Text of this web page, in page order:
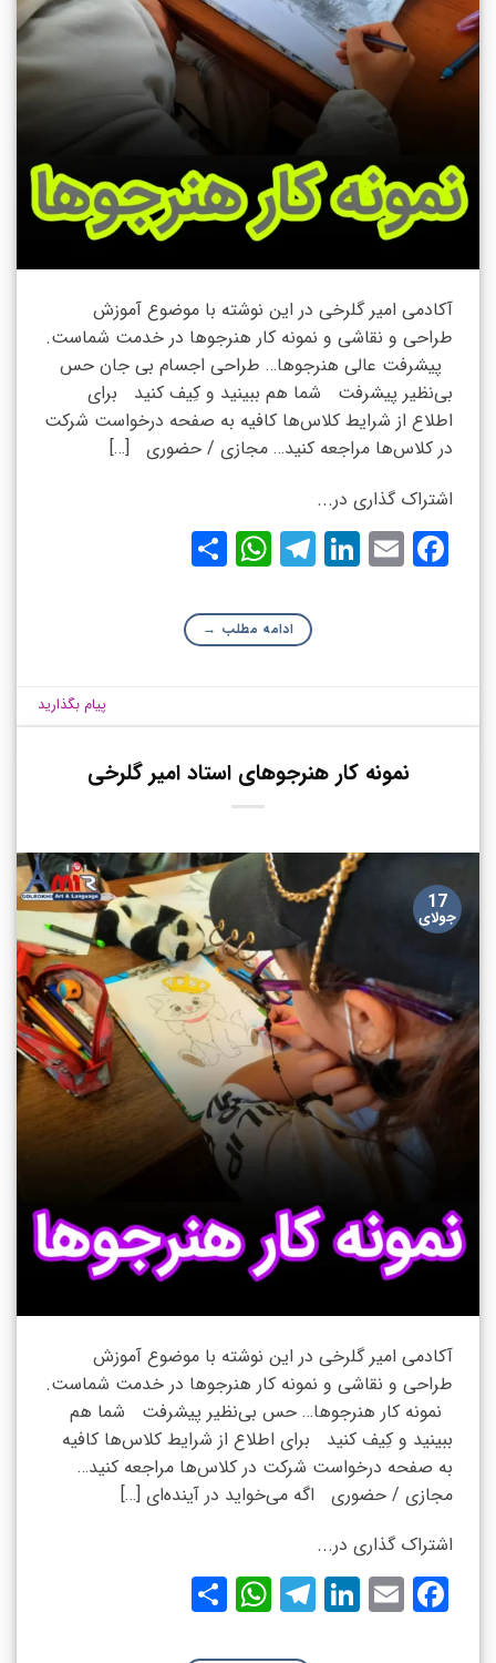
آکادمی امیر گلرخی در این نوشته با موضوع آموزش
طراحی و نقاشی و نمونه کار هنرجوها در خدمت شماست.
پیشرفت عالی هنرجوها… طراحی اجسام بی جان حس
بی‌نظیر پیشرفت شما هم ببینید و کِیف کنید برای
اطلاع از شرایط کلاس‌ها کافیه به صفحه درخواست شرکت
در کلاس‌ها مراجعه کنید… مجازی / حضوری […]
اشتراک گذاری در...
Facebook
Email
LinkedIn
Telegram
WhatsApp
ادامه مطلب →
پیام بگذارید
نمونه کار هنرجوهای استاد امیر گلرخی
17
جولای
آکادمی امیر گلرخی در این نوشته با موضوع آموزش
طراحی و نقاشی و نمونه کار هنرجوها در خدمت شماست.
نمونه کار هنرجوها… حس بی‌نظیر پیشرفت شما هم
ببینید و کِیف کنید برای اطلاع از شرایط کلاس‌ها کافیه
به صفحه درخواست شرکت در کلاس‌ها مراجعه کنید…
مجازی / حضوری اگه می‌خواید در آینده‌ای […]
اشتراک گذاری در...
Facebook
Email
LinkedIn
Telegram
WhatsApp